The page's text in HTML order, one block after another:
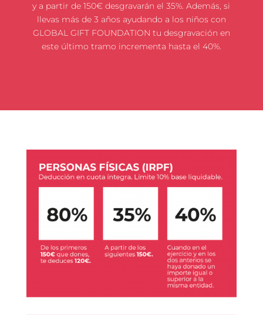
y a partir de 150€ desgravarán el 35%. Además, si
llevas más de 3 años ayudando a los niños con
GLOBAL GIFT FOUNDATION tu desgravación en
este último tramo incrementa hasta el 40%.